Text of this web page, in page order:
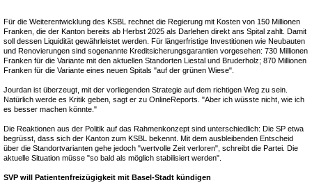
Für die Weiterentwicklung des KSBL rechnet die Regierung mit Kosten von 150 Millionen
Franken, die der Kanton bereits ab Herbst 2025 als Darlehen direkt ans Spital zahlt. Damit
soll dessen Liquidität gewährleistet werden. Für längerfristige Investitionen wie Neubauten
und Renovierungen sind sogenannte Kreditsicherungsgarantien vorgesehen: 730 Millionen
Franken für die Variante mit den aktuellen Standorten Liestal und Bruderholz; 870 Millionen
Franken für die Variante eines neuen Spitals "auf der grünen Wiese".
Jourdan ist überzeugt, mit der vorliegenden Strategie auf dem richtigen Weg zu sein.
Natürlich werde es Kritik geben, sagt er zu OnlineReports. "Aber ich wüsste nicht, wie ich
es besser machen könnte."
Die Reaktionen aus der Politik auf das Rahmenkonzept sind unterschiedlich: Die SP etwa
begrüsst, dass sich der Kanton zum KSBL bekennt. Mit dem ausbleibenden Entscheid
über die Standortvarianten gehe jedoch "wertvolle Zeit verloren", schreibt die Partei. Die
aktuelle Situation müsse "so bald als möglich stabilisiert werden".
SVP will Patientenfreizügigkeit mit Basel-Stadt kündigen